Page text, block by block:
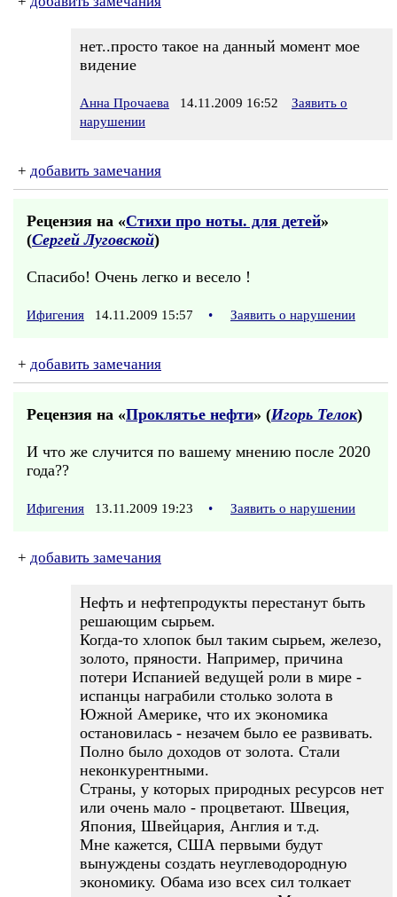
нет..просто такое на данный момент мое
видение
Анна Прочаева 14.11.2009 16:52
Заявить о
нарушении
+ добавить замечания
Рецензия на «Стихи про ноты. для детей»
(Сергей Луговской)
Спасибо! Очень легко и весело !
Ифигения 14.11.2009 15:57 • Заявить о нарушении
+ добавить замечания
Рецензия на «Проклятье нефти» (Игорь Телок)
И что же случится по вашему мнению после 2020
года??
Ифигения 13.11.2009 19:23 • Заявить о нарушении
+ добавить замечания
Нефть и нефтепродукты перестанут быть
решающим сырьем.
Когда-то хлопок был таким сырьем, железо,
золото, пряности. Например, причина
потери Испанией ведущей роли в мире -
испанцы награбили столько золота в
Южной Америке, что их экономика
остановилась - незачем было ее развивать.
Полно было доходов от золота. Стали
неконкурентными.
Страны, у которых природных ресурсов нет
или очень мало - процветают. Швеция,
Япония, Швейцария, Англия и т.д.
Мне кажется, США первыми будут
вынуждены создать неуглеводородную
экономику. Обама изо всех сил толкает